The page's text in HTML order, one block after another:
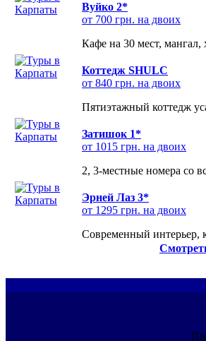
Вуйко 2*
от 700 грн. на двоих
Кафе на 30 мест, мангал,
Коттедж SHULC
от 840 грн. на двоих
Пятиэтажный коттедж
Затишок 1*
от 1015 грн. на двоих
2, 3-местные номера со
Эрней Лаз 3*
от 1295 грн. на двоих
Современный интерьер,